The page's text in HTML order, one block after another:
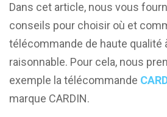
Dans cet article, nous vous
conseils pour choisir où et
télécommande de haute qualité
raisonnable. Pour cela, nous
exemple la télécommande
marque CARDIN.